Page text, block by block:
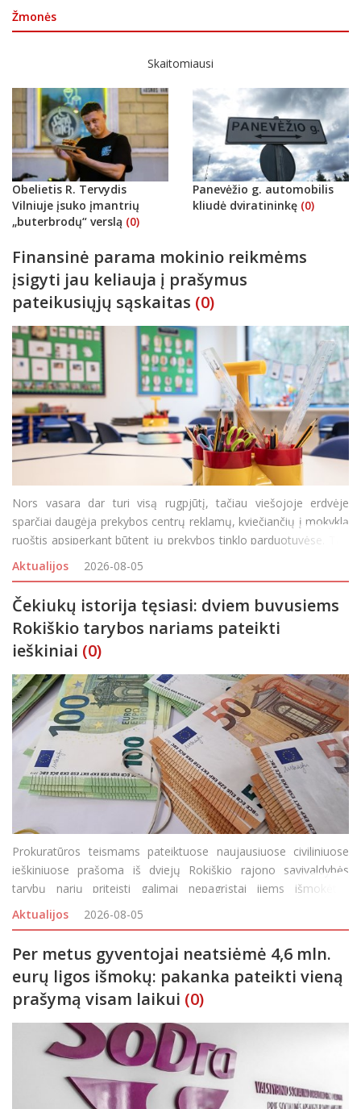
Žmonės
Skaitomiausi
Obelietis R. Tervydis
Vilniuje įsuko įmantrių
„buterbrodų“ verslą (0)
Panevėžio g. automobilis
kliudė dviratininkę (0)
Finansinė parama mokinio reikmėms
įsigyti jau keliauja į prašymus
pateikusiųjų sąskaitas (0)
Nors vasara dar turi visą rugpjūtį, tačiau viešojoje erdvėje
sparčiai daugėja prekybos centrų reklamų, kviečiančių į mokyklą
ruoštis apsiperkant būtent jų prekybos tinklo parduotuvėse. Tad
nori, nenori vaikai ir tėveliai ima galvoti ir skaičiuoti, ko ir kiek
reikės įsigyti, kad rugsėjo
Aktualijos 2026-08-05
Čekiukų istorija tęsiasi: dviem buvusiems
Rokiškio tarybos nariams pateikti
ieškiniai (0)
Prokuratūros teismams pateiktuose naujausiuose civiliniuose
ieškiniuose prašoma iš dviejų Rokiškio rajono savivaldybės
tarybų narių priteisti galimai nepagrįstai jiems išmokėtas
išmokas. Panevėžio apygardos prokuratūros prokuroras,
atliekantis vi
Aktualijos 2026-08-05
Per metus gyventojai neatsiėmė 4,6 mln.
eurų ligos išmokų: pakanka pateikti vieną
prašymą visam laikui (0)